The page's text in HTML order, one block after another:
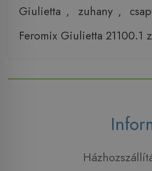
Giulietta , zuhany ,
Feromix Giulietta 21100.1